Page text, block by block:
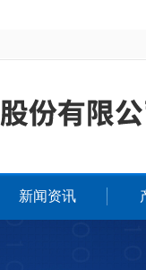
新闻资讯